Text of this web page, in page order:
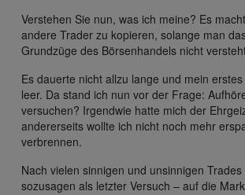
Verstehen Sie nun, was ich meine? Es
andere Trader zu kopieren, solange man
Grundzüge des Börsenhandels nicht
Es dauerte nicht allzu lange und mein
leer. Da stand ich nun vor der Frage:
versuchen? Irgendwie hatte mich der
andererseits wollte ich nicht noch mehr
verbrennen.
Nach vielen sinnigen und unsinnigen
sozusagen als letzter Versuch – auf die